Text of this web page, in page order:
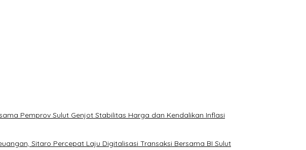
Pemprov Sulut Genjot Stabilitas Harga dan Kendalikan Inflasi
Sitaro Percepat Laju Digitalisasi Transaksi Bersama BI Sulut